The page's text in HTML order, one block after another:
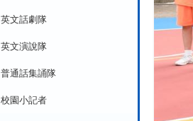
英文話劇隊
英文演說隊
普通話集誦隊
校園小記者